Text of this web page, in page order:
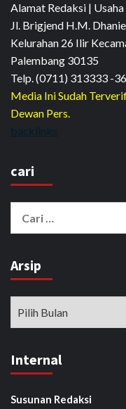
Alamat Redaksi | Usaha
Jl. Brigjend H.M.
Kelurahan 26 Ilir
Palembang 30135
Telp. (0711) 313333 -
Media Ini Sudah
Dewan Pers.
backlinks
cari
Arsip
Internal
Susunan Redaksi